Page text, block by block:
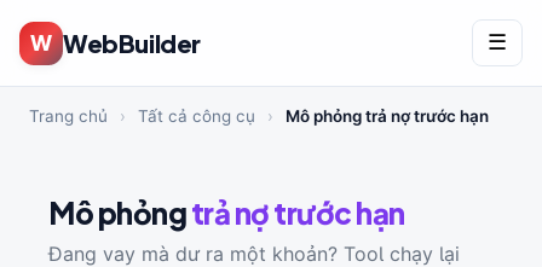
W WebBuilder ☰
Trang chủ › Tất cả công cụ › Mô phỏng trả nợ trước hạn
Mô phỏngtrả nợ trước hạn
Đang vay mà dư ra một khoản? Tool chạy lại